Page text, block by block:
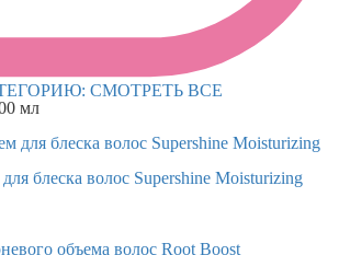
СМОТРЕТЬ ВСЕ
мл
блеска волос Supershine Moisturizing